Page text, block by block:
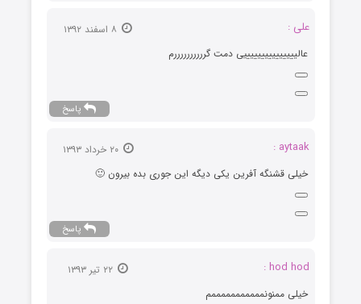
علی :
عالیییییییییییییییی ﺩمت گررررررررررم
پاسخ
aytaak :
۲۰ خرداد ۱۳۹۳
خیلی قشنگه آفرین یکی دیگه این جوری بده بیرون 🙂
پاسخ
hod hod :
خیلی ممنونمممممممممممم